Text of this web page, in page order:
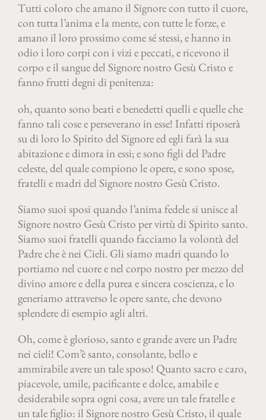
Tutti coloro che amano il Signore con tutto il cuore,
con tutta l’anima e la mente, con tutte le forze, e
amano il loro prossimo come sé stessi, e hanno in
odio i loro corpi con i vizi e peccati, e ricevono il
corpo e il sangue del Signore nostro Gesù Cristo e
fanno frutti degni di penitenza:
oh, quanto sono beati e benedetti quelli e quelle che
fanno tali cose e perseverano in esse! Infatti riposerà
su di loro lo Spirito del Signore ed egli farà la sua
abitazione e dimora in essi; e sono figli del Padre
celeste, del quale compiono le opere, e sono spose,
fratelli e madri del Signore nostro Gesù Cristo.
Siamo suoi sposi quando l’anima fedele si unisce al
Signore nostro Gesù Cristo per virtù di Spirito santo.
Siamo suoi fratelli quando facciamo la volontà del
Padre che è nei Cieli. Gli siamo madri quando lo
portiamo nel cuore e nel corpo nostro per mezzo del
divino amore e della purea e sincera coscienza, e lo
generiamo attraverso le opere sante, che devono
splendere di esempio agli altri.
Oh, come è glorioso, santo e grande avere un Padre
nei cieli! Com’è santo, consolante, bello e
ammirabile avere un tale sposo! Quanto sacro e caro,
piacevole, umile, pacificante e dolce, amabile e
desiderabile sopra ogni cosa, avere un tale fratelle e
un tale figlio: il Signore nostro Gesù Cristo, il quale